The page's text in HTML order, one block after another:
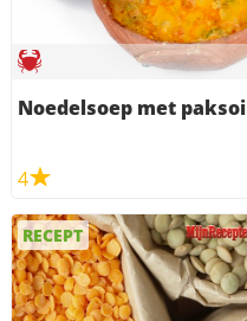
Noedelsoep met paksoi
4
RECEPT